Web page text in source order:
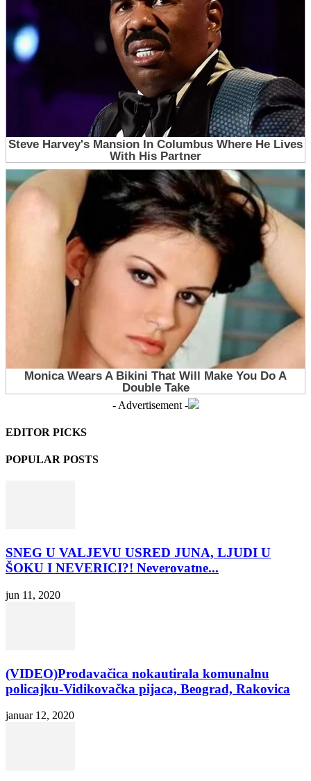
- Advertisement -
EDITOR PICKS
POPULAR POSTS
SNEG U VALJEVU USRED JUNA, LJUDI U
ŠOKU I NEVERICI?! Neverovatne...
jun 11, 2020
(VIDEO)Prodavačica nokautirala komunalnu
policajku-Vidikovačka pijaca, Beograd, Rakovica
januar 12, 2020